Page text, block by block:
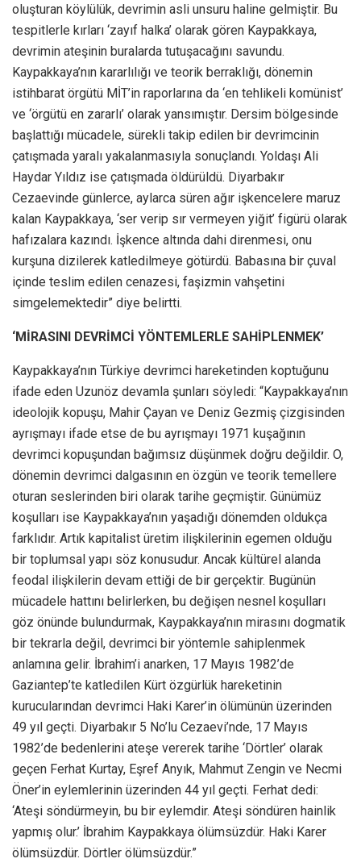
oluşturan köylülük, devrimin asli unsuru haline gelmiştir. Bu
tespitlerle kırları ‘zayıf halka’ olarak gören Kaypakkaya,
devrimin ateşinin buralarda tutuşacağını savundu.
Kaypakkaya’nın kararlılığı ve teorik berraklığı, dönemin
istihbarat örgütü MİT’in raporlarına da ‘en tehlikeli komünist’
ve ‘örgütü en zararlı’ olarak yansımıştır. Dersim bölgesinde
başlattığı mücadele, sürekli takip edilen bir devrimcinin
çatışmada yaralı yakalanmasıyla sonuçlandı. Yoldaşı Ali
Haydar Yıldız ise çatışmada öldürüldü. Diyarbakır
Cezaevinde günlerce, aylarca süren ağır işkencelere maruz
kalan Kaypakkaya, ‘ser verip sır vermeyen yiğit’ figürü olarak
hafızalara kazındı. İşkence altında dahi direnmesi, onu
kurşuna dizilerek katledilmeye götürdü. Babasına bir çuval
içinde teslim edilen cenazesi, faşizmin vahşetini
simgelemektedir” diye belirtti.
‘MİRASINI DEVRİMCİ YÖNTEMLERLE SAHİPLENMEK’
Kaypakkaya’nın Türkiye devrimci hareketinden koptuğunu
ifade eden Uzunöz devamla şunları söyledi: “Kaypakkaya’nın
ideolojik kopuşu, Mahir Çayan ve Deniz Gezmiş çizgisinden
ayrışmayı ifade etse de bu ayrışmayı 1971 kuşağının
devrimci kopuşundan bağımsız düşünmek doğru değildir. O,
dönemin devrimci dalgasının en özgün ve teorik temellere
oturan seslerinden biri olarak tarihe geçmiştir. Günümüz
koşulları ise Kaypakkaya’nın yaşadığı dönemden oldukça
farklıdır. Artık kapitalist üretim ilişkilerinin egemen olduğu
bir toplumsal yapı söz konusudur. Ancak kültürel alanda
feodal ilişkilerin devam ettiği de bir gerçektir. Bugünün
mücadele hattını belirlerken, bu değişen nesnel koşulları
göz önünde bulundurmak, Kaypakkaya’nın mirasını dogmatik
bir tekrarla değil, devrimci bir yöntemle sahiplenmek
anlamına gelir. İbrahim’i anarken, 17 Mayıs 1982’de
Gaziantep’te katledilen Kürt özgürlük hareketinin
kurucularından devrimci Haki Karer’in ölümünün üzerinden
49 yıl geçti. Diyarbakır 5 No’lu Cezaevi’nde, 17 Mayıs
1982’de bedenlerini ateşe vererek tarihe ‘Dörtler’ olarak
geçen Ferhat Kurtay, Eşref Anyık, Mahmut Zengin ve Necmi
Öner’in eylemlerinin üzerinden 44 yıl geçti. Ferhat dedi:
‘Ateşi söndürmeyin, bu bir eylemdir. Ateşi söndüren hainlik
yapmış olur.’ İbrahim Kaypakkaya ölümsüzdür. Haki Karer
ölümsüzdür. Dörtler ölümsüzdür.”